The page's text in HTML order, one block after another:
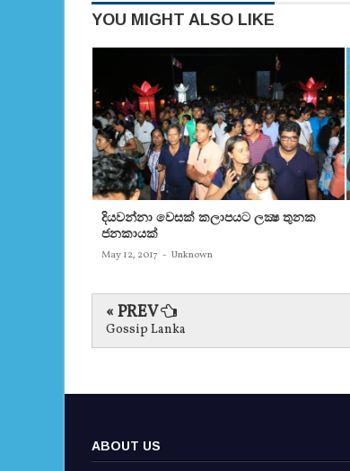
YOU MIGHT ALSO LIKE
දියවන්නා වෙසක් කලාපයට ලක්‍ෂ තුනක
ජනකායක්
May 12, 2017 - Unknown
« PREV
Gossip Lanka
ABOUT US